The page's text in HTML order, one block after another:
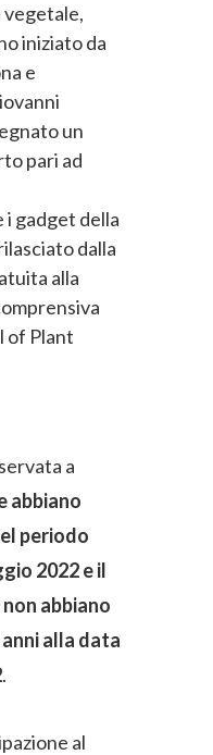
vegetale,
iniziato da
e
un
pari ad
gadget della
dalla
alla
of Plant
a
abbiano
periodo
2022 e il
non abbiano
alla data
.
al